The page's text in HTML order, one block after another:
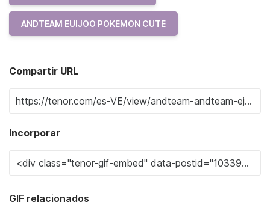
ANDTEAM EUIJOO POKEMON CUTE
Compartir URL
Incorporar
GIF relacionados